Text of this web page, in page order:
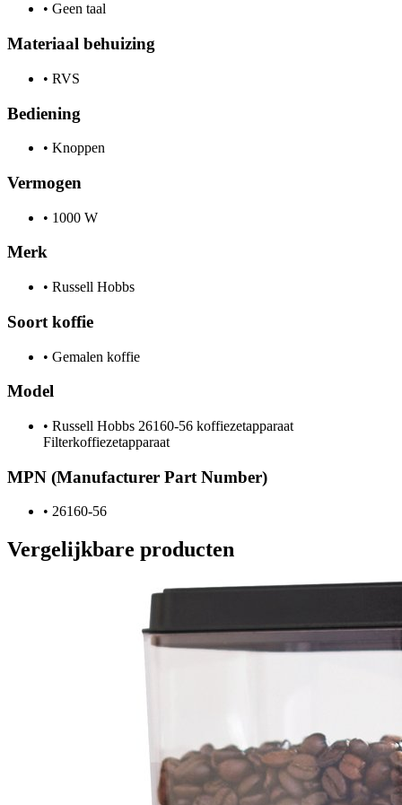
• Geen taal
Materiaal behuizing
• RVS
Bediening
• Knoppen
Vermogen
• 1000 W
Merk
• Russell Hobbs
Soort koffie
• Gemalen koffie
Model
• Russell Hobbs 26160-56 koffiezetapparaat
Filterkoffiezetapparaat
MPN (Manufacturer Part Number)
• 26160-56
Vergelijkbare producten